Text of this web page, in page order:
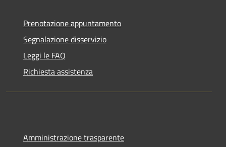
Prenotazione appuntamento
Segnalazione disservizio
Leggi le FAQ
Richiesta assistenza
Amministrazione trasparente